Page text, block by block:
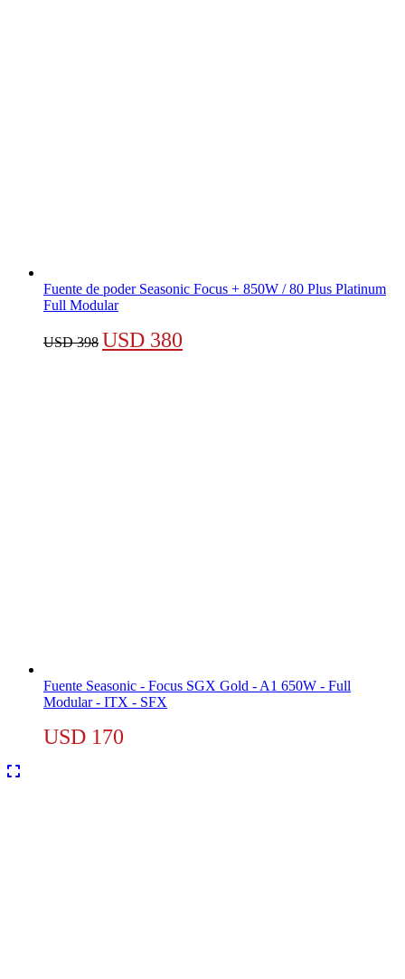
Fuente de poder Seasonic Focus + 850W / 80 Plus Platinum
Full Modular
USD398 El
USD 380
Fuente Seasonic - Focus SGX Gold - A1 650W - Full
Modular - ITX - SFX
USD 170